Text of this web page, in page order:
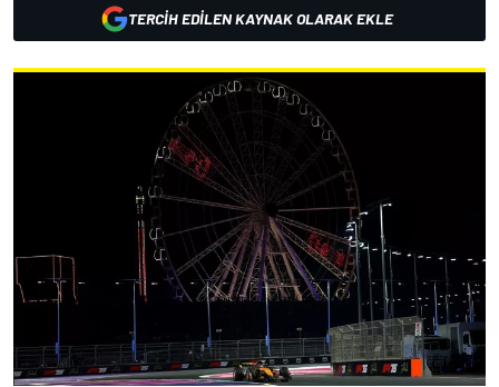
TERCIH EDILEN KAYNAK OLARAK EKLE